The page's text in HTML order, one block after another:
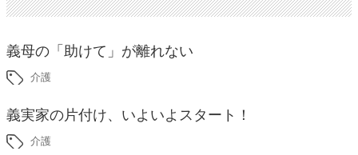
義母の「助けて」が離れない
介護
義実家の片付け、いよいよスタート！
介護